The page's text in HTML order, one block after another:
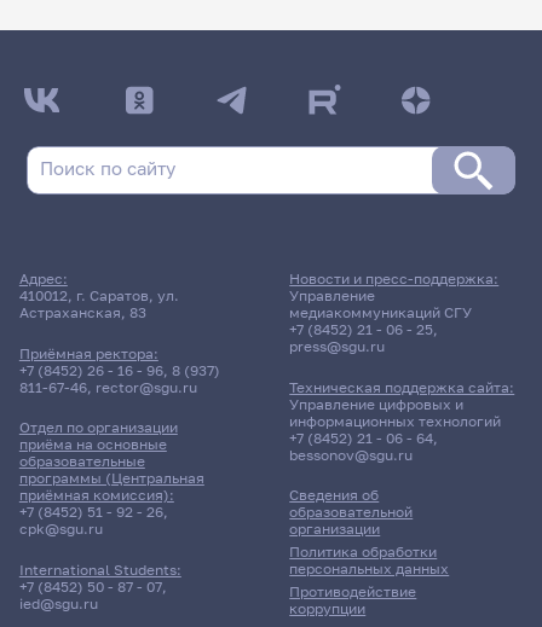
Адрес:
410012, г. Саратов, ул.
Астраханская, 83
Приёмная ректора:
+7 (8452) 26 - 16 - 96, 8 (937)
811-67-46, rector@sgu.ru
Отдел по организации
приёма на основные
образовательные
программы (Центральная
приёмная комиссия):
+7 (8452) 51 - 92 - 26,
cpk@sgu.ru
International Students:
+7 (8452) 50 - 87 - 07,
ied@sgu.ru
Сведения об
образовательной
организации
Политика обработки
персональных данных
Противодействие
коррупции
Новости и пресс-поддержка:
Управление
медиакоммуникаций СГУ
+7 (8452) 21 - 06 - 25,
press@sgu.ru
Техническая поддержка сайта:
Управление цифровых и
информационных технологий
+7 (8452) 21 - 06 - 64,
bessonov@sgu.ru